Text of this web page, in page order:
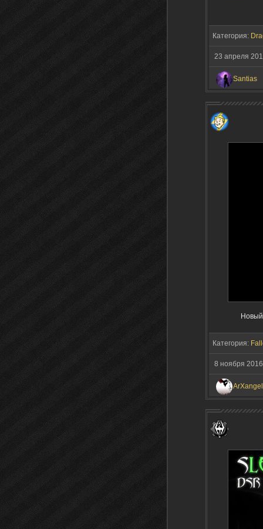
Категория:
23 апреля
Santias
Категория:
8 ноября 2016
ArXangel